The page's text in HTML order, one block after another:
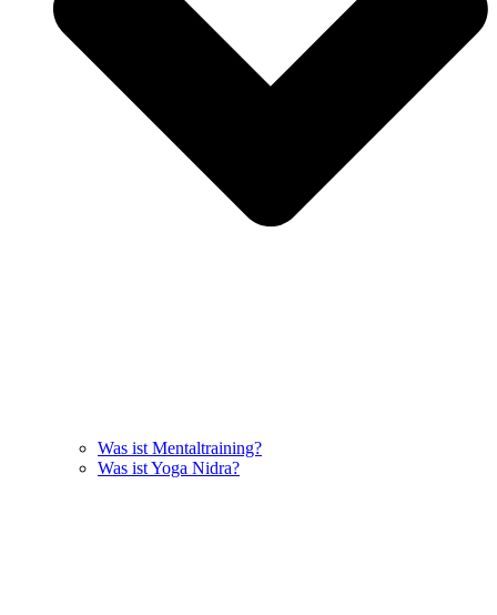
Was ist Mentaltraining?
Was ist Yoga Nidra?